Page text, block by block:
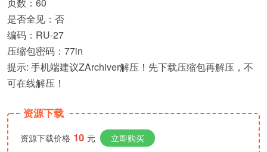
是否全见：否
编码：RU-27
压缩包密码：77in
提示: 手机端建议ZArchiver解压！先下载压缩包再解压，不
可在线解压！
资源下载
资源下载价格 10 元 立即购买